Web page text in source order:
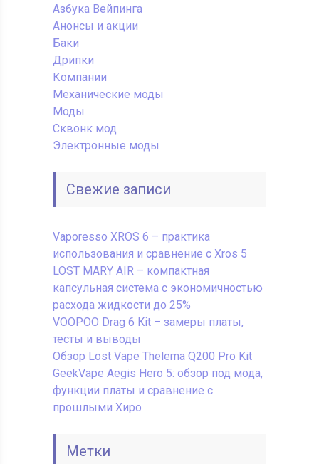
Азбука Вейпинга
Анонсы и акции
Баки
Дрипки
Компании
Механические моды
Моды
Сквонк мод
Электронные моды
Свежие записи
Vaporesso XROS 6 – практика
использования и сравнение с Xros 5
LOST MARY AIR – компактная
капсульная система с экономичностью
расхода жидкости до 25%
VOOPOO Drag 6 Kit – замеры платы,
тесты и выводы
Обзор Lost Vape Thelema Q200 Pro Kit
GeekVape Aegis Hero 5: обзор под мода,
функции платы и сравнение с
прошлыми Хиро
Метки